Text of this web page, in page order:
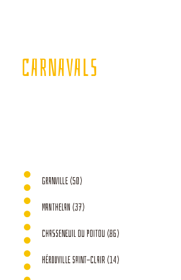
CARNAVALS
GRANVILLE (50)
MANTHELAN (37)
CHASSENEUIL DU POITOU (86)
HÉROUVILLE SAINT-CLAIR (14)